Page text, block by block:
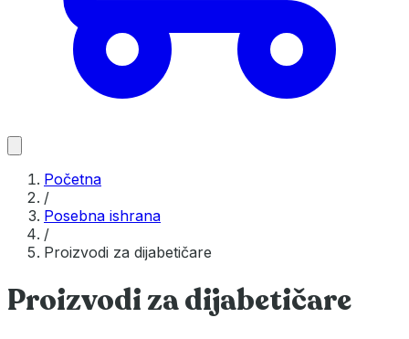
Početna
/
Posebna ishrana
/
Proizvodi za dijabetičare
Proizvodi za dijabetičare